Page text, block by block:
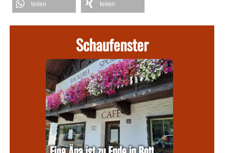
teilen teilen
Schaufenster